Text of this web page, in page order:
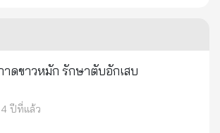
ยเห็ด ขายส่งต่อกับพ่อค้าแม่ค้าต่าง ๆ
นเข้าปีที่ 20 สิ่งหนึ่งที่รู้ในใจคือ จะไม่
เองทรุด หมดเรี่ยวหมดแรง ทั้งที่ไม่มี
ดขาวหมัก รักษาตับอักเสบ
4 ปีที่แล้ว